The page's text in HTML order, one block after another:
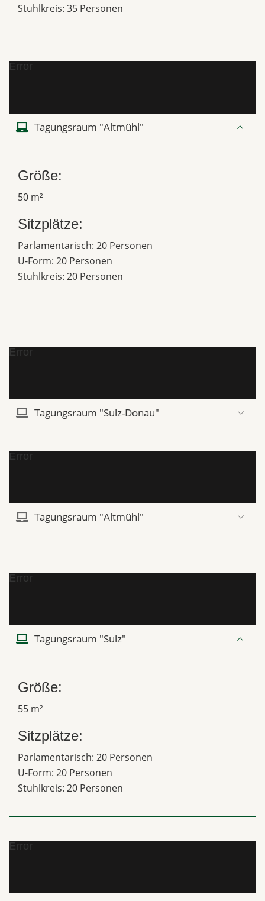
Stuhlkreis: 35 Personen
Error
Tagungsraum "Altmühl"
Größe:
50 m²
Sitzplätze:
Parlamentarisch: 20 Personen
U-Form: 20 Personen
Stuhlkreis: 20 Personen
Error
Tagungsraum "Sulz-Donau"
Error
Tagungsraum "Altmühl"
Error
Tagungsraum "Sulz"
Größe:
55 m²
Sitzplätze:
Parlamentarisch: 20 Personen
U-Form: 20 Personen
Stuhlkreis: 20 Personen
Error